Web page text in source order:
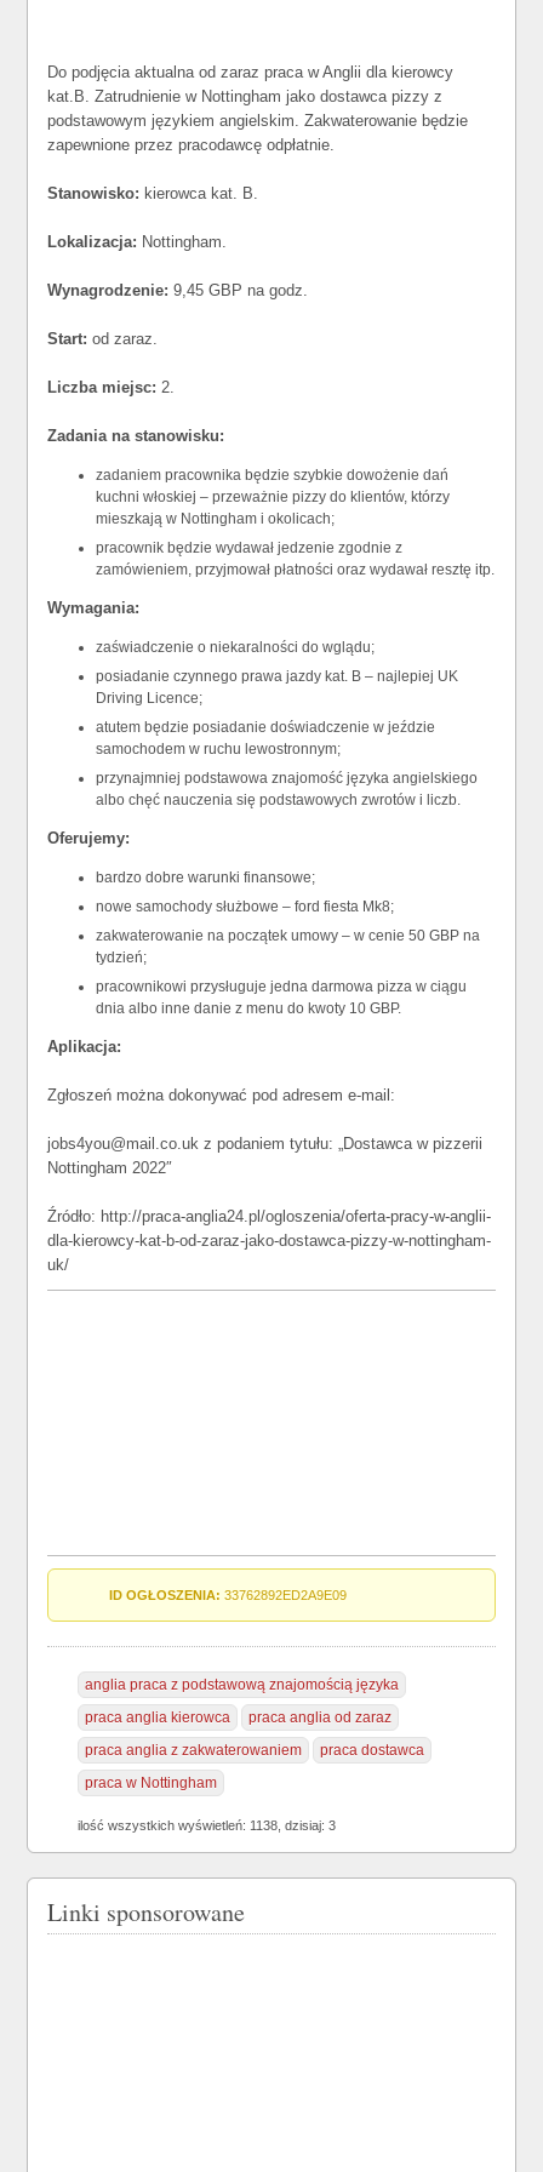
Do podjęcia aktualna od zaraz praca w Anglii dla kierowcy
kat.B. Zatrudnienie w Nottingham jako dostawca pizzy z
podstawowym językiem angielskim. Zakwaterowanie będzie
zapewnione przez pracodawcę odpłatnie.
Stanowisko: kierowca kat. B.
Lokalizacja: Nottingham.
Wynagrodzenie: 9,45 GBP na godz.
Start: od zaraz.
Liczba miejsc: 2.
Zadania na stanowisku:
zadaniem pracownika będzie szybkie dowożenie dań
kuchni włoskiej – przeważnie pizzy do klientów, którzy
mieszkają w Nottingham i okolicach;
pracownik będzie wydawał jedzenie zgodnie z
zamówieniem, przyjmował płatności oraz wydawał resztę itp.
Wymagania:
zaświadczenie o niekaralności do wglądu;
posiadanie czynnego prawa jazdy kat. B – najlepiej UK
Driving Licence;
atutem będzie posiadanie doświadczenie w jeździe
samochodem w ruchu lewostronnym;
przynajmniej podstawowa znajomość języka angielskiego
albo chęć nauczenia się podstawowych zwrotów i liczb.
Oferujemy:
bardzo dobre warunki finansowe;
nowe samochody służbowe – ford fiesta Mk8;
zakwaterowanie na początek umowy – w cenie 50 GBP na
tydzień;
pracownikowi przysługuje jedna darmowa pizza w ciągu
dnia albo inne danie z menu do kwoty 10 GBP.
Aplikacja:
Zgłoszeń można dokonywać pod adresem e-mail:
jobs4you@mail.co.uk z podaniem tytułu: „Dostawca w pizzerii
Nottingham 2022″
Źródło: http://praca-anglia24.pl/ogloszenia/oferta-pracy-w-anglii-
dla-kierowcy-kat-b-od-zaraz-jako-dostawca-pizzy-w-nottingham-
uk/
ID OGŁOSZENIA: 33762892ED2A9E09
anglia praca z podstawową znajomością języka
praca anglia kierowca
praca anglia od zaraz
praca anglia z zakwaterowaniem
praca dostawca
praca w Nottingham
ilość wszystkich wyświetleń: 1138, dzisiaj: 3
Linki sponsorowane